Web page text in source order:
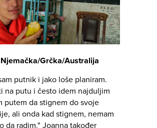
Grčka/Australija
putnik i jako loše planiram.
na putu i često idem najduljim
putem da stignem do svoje
ali onda kad stignem, nemam
da radim." Joanna također